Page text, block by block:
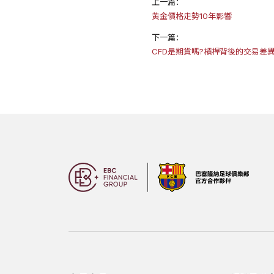
黃金價格走勢10年影響
下一篇：
CFD是期貨嗎?槓桿背後的交易差